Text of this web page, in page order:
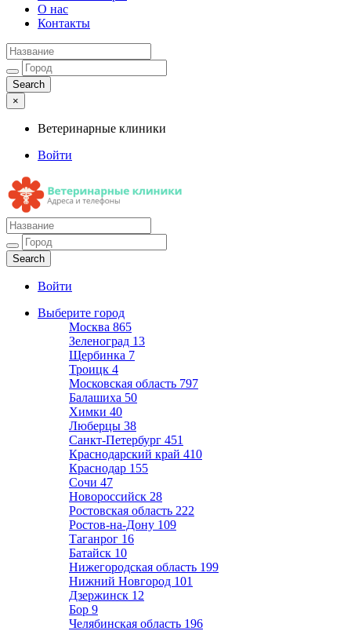
О нас
Контакты
×
Ветеринарные клиники
Войти
Ветеринарные клиники
Адреса и телефоны
Войти
Выберите город
Москва 865
Зеленоград 13
Щербинка 7
Троицк 4
Московская область 797
Балашиха 50
Химки 40
Люберцы 38
Санкт-Петербург 451
Краснодарский край 410
Краснодар 155
Сочи 47
Новороссийск 28
Ростовская область 222
Ростов-на-Дону 109
Таганрог 16
Батайск 10
Нижегородская область 199
Нижний Новгород 101
Дзержинск 12
Бор 9
Челябинская область 196